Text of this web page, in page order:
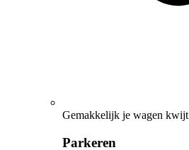
Gemakkelijk je wagen kwijt
Parkeren